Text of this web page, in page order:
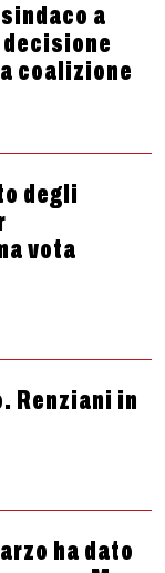
a
coalizione
degli
vota
Renziani in
ha dato